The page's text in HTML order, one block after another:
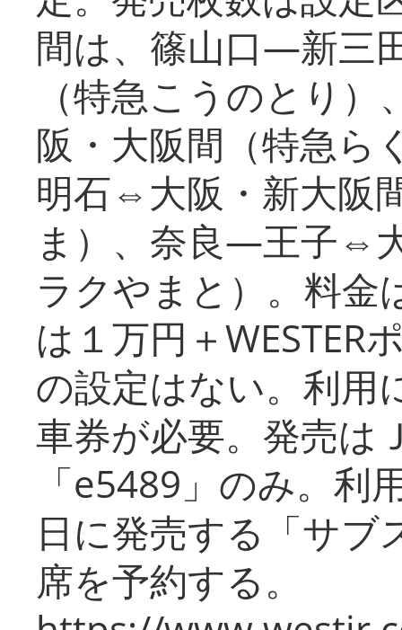
間は、篠山口―新三
（特急こうのとり
阪・大阪間（特急
明石⇔大阪・新大阪
ま）、奈良―王子⇔
ラクやまと）。料金
は１万円＋WESTER
の設定はない。利用
車券が必要。発売は
「e5489」のみ。利
日に発売する「サブ
席を予約する。